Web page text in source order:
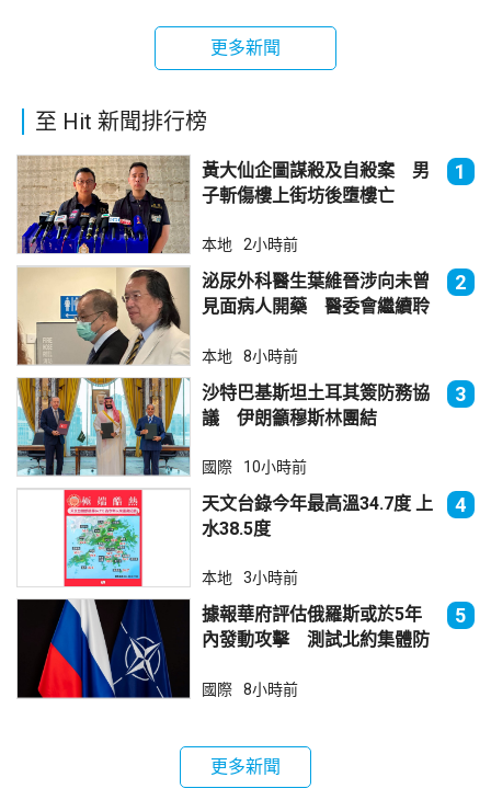
更多新聞
至 Hit 新聞排行榜
黃大仙企圖謀殺及自殺案 男
子斬傷樓上街坊後墮樓亡
1
本地 2小時前
泌尿外科醫生葉維晉涉向未曾
見面病人開藥 醫委會繼續聆
2
本地 8小時前
沙特巴基斯坦土耳其簽防務協
議 伊朗籲穆斯林團結
3
國際 10小時前
天文台錄今年最高溫34.7度 上
水38.5度
4
本地 3小時前
據報華府評估俄羅斯或於5年
內發動攻擊 測試北約集體防
5
國際 8小時前
更多新聞